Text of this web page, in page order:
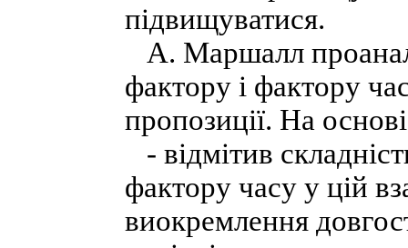
підвищуватися.
А. Маршалл
фактору і фактору
пропозиції. На
- відмітив
фактору часу у цій
виокремлення